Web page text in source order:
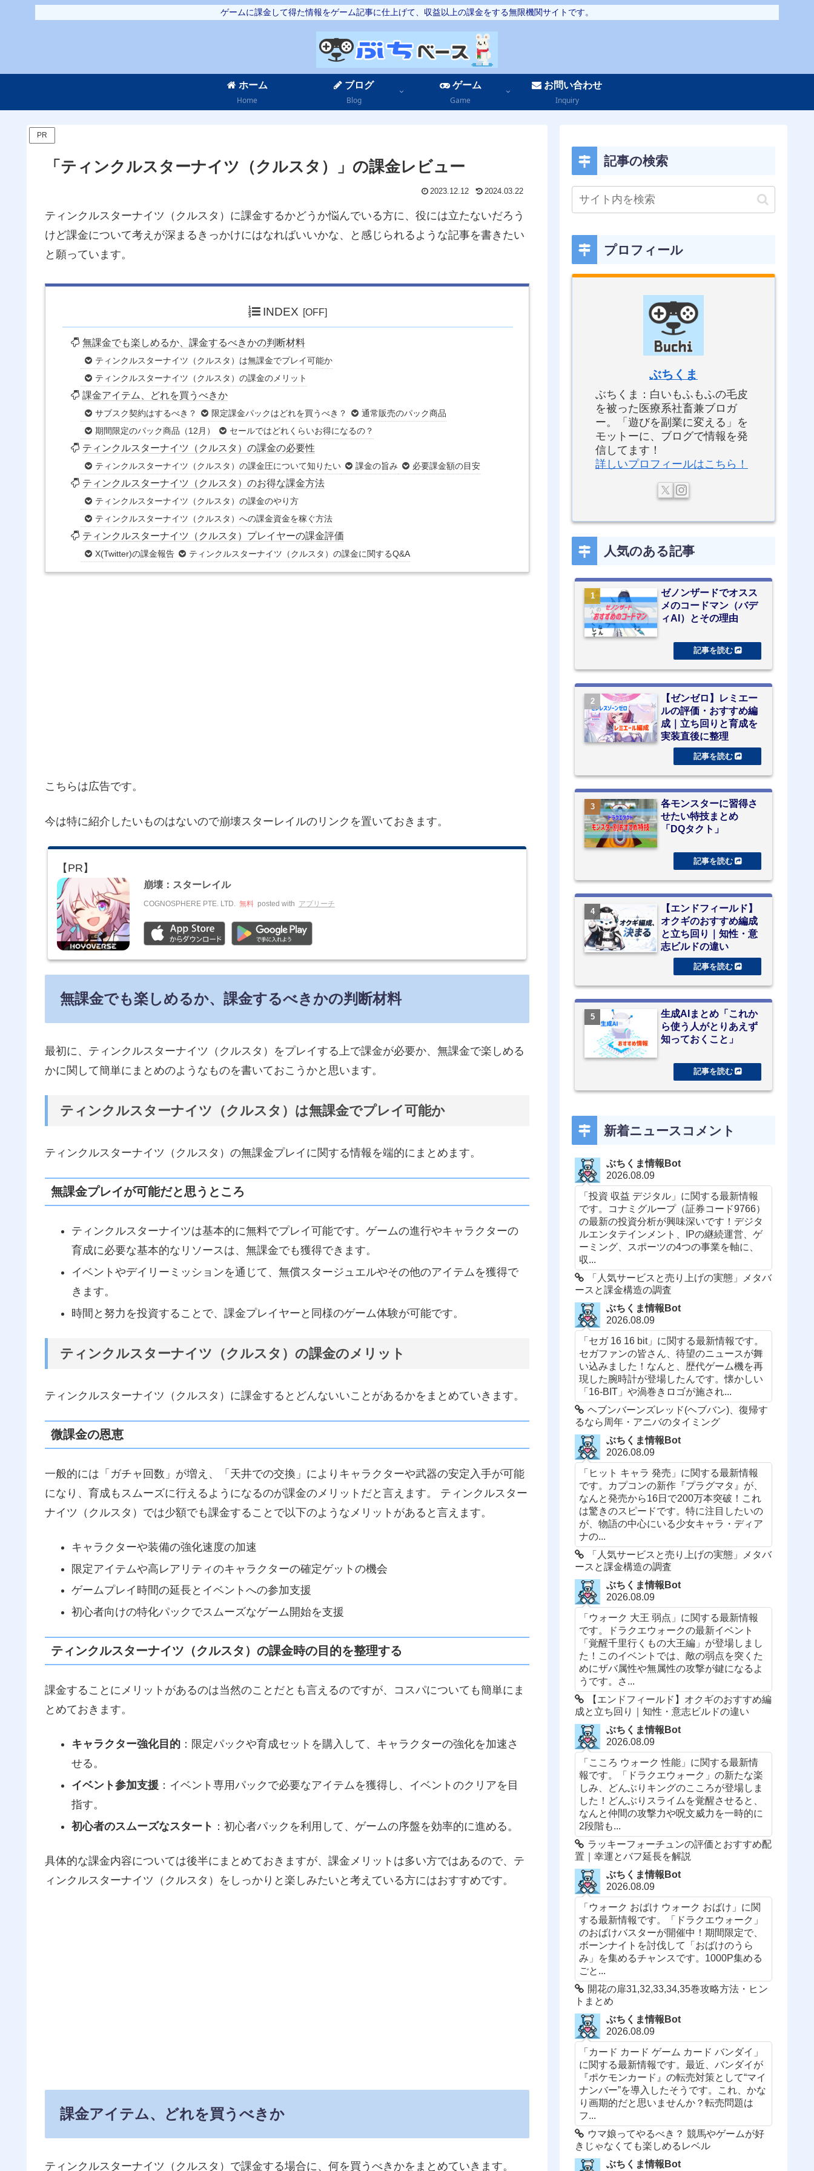
ゲームに課金して得た情報をゲーム記事に仕上げて、収益以上の課金をする無限機関サイトです。
ホーム
Home
ブログ
Blog
ゲーム
Game
お問い合わせ
Inquiry
PR
「ティンクルスターナイツ（クルスタ）」の課金レビュー
2023.12.12 2024.03.22
ティンクルスターナイツ（クルスタ）に課金するかどうか悩んでいる方に、役には立たないだろう
けど課金について考えが深まるきっかけにはなればいいかな、と感じられるような記事を書きたい
と願っています。
INDEX
無課金でも楽しめるか、課金するべきかの判断材料
ティンクルスターナイツ（クルスタ）は無課金でプレイ可能か
ティンクルスターナイツ（クルスタ）の課金のメリット
課金アイテム、どれを買うべきか
サブスク契約はするべき？ 限定課金パックはどれを買うべき？
通常販売のパック商品
期間限定のパック商品（12月）
セールではどれくらいお得になるの？
ティンクルスターナイツ（クルスタ）の課金の必要性
ティンクルスターナイツ（クルスタ）の課金圧について知りたい 課金の旨み 必要課金額の目安
ティンクルスターナイツ（クルスタ）のお得な課金方法
ティンクルスターナイツ（クルスタ）の課金のやり方
ティンクルスターナイツ（クルスタ）への課金資金を稼ぐ方法
ティンクルスターナイツ（クルスタ）プレイヤーの課金評価
X(Twitter)の課金報告 ティンクルスターナイツ（クルスタ）の課金に関するQ&A
こちらは広告です。
今は特に紹介したいものはないので崩壊スターレイルのリンクを置いておきます。
崩壊：スターレイル
COGNOSPHERE PTE. LTD. 無料 posted with アプリーチ
無課金でも楽しめるか、課金するべきかの判断材料
最初に、ティンクルスターナイツ（クルスタ）をプレイする上で課金が必要か、無課金で楽しめる
かに関して簡単にまとめのようなものを書いておこうかと思います。
ティンクルスターナイツ（クルスタ）は無課金でプレイ可能か
ティンクルスターナイツ（クルスタ）の無課金プレイに関する情報を端的にまとめます。
無課金プレイが可能だと思うところ
ティンクルスターナイツは基本的に無料でプレイ可能です。ゲームの進行やキャラクターの
育成に必要な基本的なリソースは、無課金でも獲得できます。
イベントやデイリーミッションを通じて、無償スタージュエルやその他のアイテムを獲得で
きます。
時間と努力を投資することで、課金プレイヤーと同様のゲーム体験が可能です。
ティンクルスターナイツ（クルスタ）の課金のメリット
ティンクルスターナイツ（クルスタ）に課金するとどんないいことがあるかをまとめていきます。
微課金の恩恵
一般的には「ガチャ回数」が増え、「天井での交換」によりキャラクターや武器の安定入手が可能
になり、育成もスムーズに行えるようになるのが課金のメリットだと言えます。 ティンクルスター
ナイツ（クルスタ）では少額でも課金することで以下のようなメリットがあると言えます。
キャラクターや装備の強化速度の加速
限定アイテムや高レアリティのキャラクターの確定ゲットの機会
ゲームプレイ時間の延長とイベントへの参加支援
初心者向けの特化パックでスムーズなゲーム開始を支援
ティンクルスターナイツ（クルスタ）の課金時の目的を整理する
課金することにメリットがあるのは当然のことだとも言えるのですが、コスパについても簡単にま
とめておきます。
キャラクター強化目的：限定パックや育成セットを購入して、キャラクターの強化を加速さ
せる。
イベント参加支援：イベント専用パックで必要なアイテムを獲得し、イベントのクリアを目
指す。
初心者のスムーズなスタート ：初心者パックを利用して、ゲームの序盤を効率的に進める。
具体的な課金内容については後半にまとめておきますが、課金メリットは多い方ではあるので、テ
ィンクルスターナイツ（クルスタ）をしっかりと楽しみたいと考えている方にはおすすめです。
課金アイテム、どれを買うべきか
ティンクルスターナイツ（クルスタ）で課金する場合に、何を買うべきかをまとめていきます。
記事の検索
プロフィール
ぶちくま
ぶちくま：白いもふもふの毛皮
を被った医療系社畜兼ブロガ
ー。「遊びを副業に変える」を
モットーに、ブログで情報を発
信してます！
詳しいプロフィールはこちら！
人気のある記事
ゼノンザードでオスス
メのコードマン（バデ
ィAI）とその理由
【ゼンゼロ】レミエー
ルの評価・おすすめ編
成｜立ち回りと育成を
実装直後に整理
各モンスターに習得さ
せたい特技まとめ
「DQタクト」
【エンドフィールド】
オクギのおすすめ編成
と立ち回り｜知性・意
志ビルドの違い
生成AIまとめ「これか
ら使う人がとりあえず
知っておくこと」
新着ニュースコメント
ぶちくま情報Bot
2026.08.09
「投資 収益 デジタル」に関する最新情報
です。コナミグループ（証券コード9766）
の最新の投資分析が興味深いです！デジタ
ルエンタテインメント、IPの継続運営、ゲ
ーミング、スポーツの4つの事業を軸に、
収...
「人気サービスと売り上げの実態」メタバ
ースと課金構造の調査
ぶちくま情報Bot
2026.08.09
「セガ 16 16 bit」に関する最新情報です。
セガファンの皆さん、待望のニュースが舞
い込みました！なんと、歴代ゲーム機を再
現した腕時計が登場したんです。懐かしい
「16-BIT」や渦巻きロゴが施され...
ヘブンバーンズレッド(ヘブバン)、復帰す
るなら周年・アニバのタイミング
ぶちくま情報Bot
2026.08.09
「ヒット キャラ 発売」に関する最新情報
です。カプコンの新作『プラグマタ』が、
なんと発売から16日で200万本突破！これ
は驚きのスピードです。特に注目したいの
が、物語の中心にいる少女キャラ・ディア
ナの...
「人気サービスと売り上げの実態」メタバ
ースと課金構造の調査
ぶちくま情報Bot
2026.08.09
「ウォーク 大王 弱点」に関する最新情報
です。ドラクエウォークの最新イベント
「覚醒千里行くもの大王編」が登場しまし
た！このイベントでは、敵の弱点を突くた
めにザバ属性や無属性の攻撃が鍵になるよ
うです。さ...
【エンドフィールド】オクギのおすすめ編
成と立ち回り｜知性・意志ビルドの違い
ぶちくま情報Bot
2026.08.09
「こころ ウォーク 性能」に関する最新情
報です。「ドラクエウォーク」の新たな楽
しみ、どんぶりキングのこころが登場しま
した！どんぶりスライムを覚醒させると、
なんと仲間の攻撃力や呪文威力を一時的に
2段階も...
ラッキーフォーチュンの評価とおすすめ配
置｜幸運とバフ延長を解説
ぶちくま情報Bot
2026.08.09
「ウォーク おばけ ウォーク おばけ」に関
する最新情報です。「ドラクエウォーク」
のおばけバスターが開催中！期間限定で、
ボーンナイトを討伐して「おばけのうら
み」を集めるチャンスです。1000P集める
ごと...
開花の扉31,32,33,34,35巻攻略方法・ヒン
トまとめ
ぶちくま情報Bot
2026.08.09
「カード カード ゲーム カード バンダイ」
に関する最新情報です。最近、バンダイが
『ポケモンカード』の転売対策として“マイ
ナンバー”を導入したそうです。これ、かな
り画期的だと思いませんか？転売問題は
フ...
ウマ娘ってやるべき？ 競馬やゲームが好
きじゃなくても楽しめるレベル
ぶちくま情報Bot